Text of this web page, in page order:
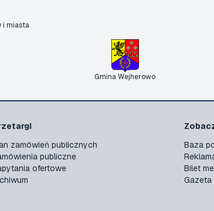
i miasta
Gmina Wejherowo
zamówień publicznych
publiczne
ofertowe
Baza
Bilet
Gazeta